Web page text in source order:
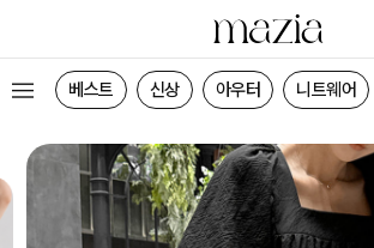
베스트 신상 아우터 니트웨어